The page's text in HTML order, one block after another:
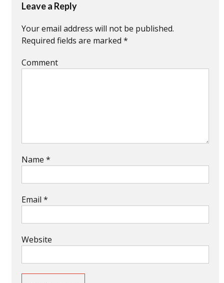
Leave a Reply
Your email address will not be published.
Required fields are marked *
Comment
Name *
Email *
Website